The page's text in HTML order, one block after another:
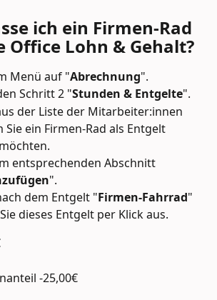
ich ein Firmen-Rad
Office Lohn & Gehalt?
Menü auf "Abrechnung".
Schritt 2 "Stunden & Entgelte".
der Liste der Mitarbeiter:innen
Sie ein Firmen-Rad als Entgelt
entsprechenden Abschnitt
".
dem Entgelt "Firmen-Fahrrad"
dieses Entgelt per Klick aus.
-25,00€